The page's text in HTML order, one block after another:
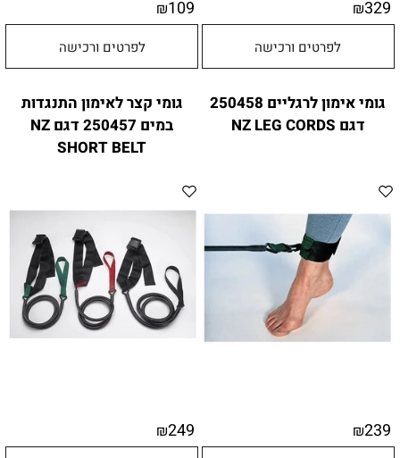
₪329
לפרטים ורכישה
₪109
לפרטים ורכישה
גומי אימון לרגליים 250458
דגם NZ LEG CORDS
₪239
גומי קצר לאימון התנגדות
במים 250457 דגם NZ
SHORT BELT
₪249